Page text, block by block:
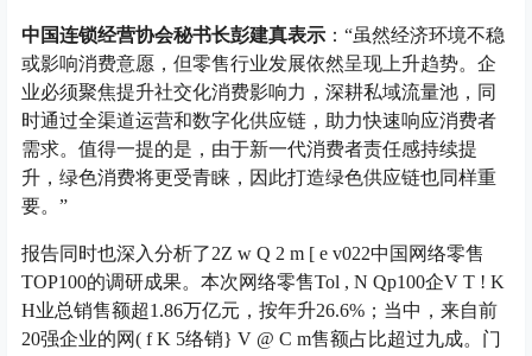
中国连锁经营协会秘书长彭建真表示 ：“虽然经济环境不稳
或影响消费意愿，但零售行业发展依然呈现上升趋势。企
业必须聚焦提升社交化消费影响力，深耕私域流量池，同
时通过全渠道运营和数字化供应链，助力快速响应消费者
需求。值得一提的是，由于新一代消费者责任感持续提
升，绿色消费将更受青睐，因此打造绿色供应链也同样重
要。”
报告同时也深入分析了2Z w Q 2 m [ e v022中国网络零售
TOP100的调研成果。本次网络零售Tol , N Qp100企V T ! K
H业总销售额超1.86万亿元，按年升26.6%；当中，来自前
20强企业的网( f K 5络销} V @ C m售额占比超过九成。门